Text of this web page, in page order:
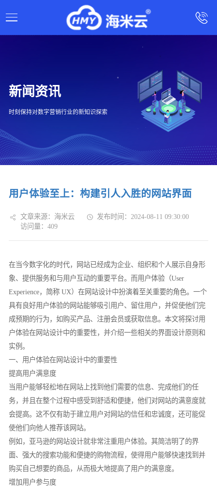
新闻资讯
时刻保持对数字营销行业的新知识探索
用户体验至上：构建引人入胜的网站界面
文章来源：海米云
发布时间：2024-08-11 09:30:00
访问量：409
在当今数字化的时代，网站已经成为企业、组织和个人展示自身形
象、提供服务和与用户互动的重要平台。而用户体验（User
Experience，简称 UX）在网站设计中扮演着至关重要的角色。一个
具有良好用户体验的网站能够吸引用户、留住用户，并促使他们完
成预期的行为，如购买产品、注册会员或获取信息。本文将探讨用
户体验在网站设计中的重要性，并介绍一些相关的界面设计原则和
实例。
一、用户体验在网站设计中的重要性
提高用户满意度
当用户能够轻松地在网站上找到他们需要的信息、完成他们的任
务，并且在整个过程中感受到舒适和便捷，他们对网站的满意度就
会提高。这不仅有助于建立用户对网站的信任和忠诚度，还可能促
使他们向他人推荐该网站。
例如，亚马逊的网站设计就非常注重用户体验。其简洁明了的界
面、强大的搜索功能和便捷的购物流程，使得用户能够快速找到并
购买自己想要的商品，从而极大地提高了用户的满意度。
增加用户参与度